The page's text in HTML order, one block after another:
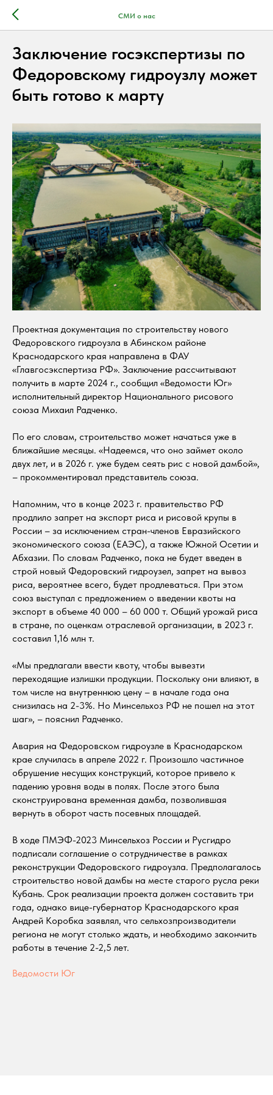
СМИ о нас
Заключение госэкспертизы по
Федоровскому гидроузлу может
быть готово к марту
Проектная документация по строительству нового
Федоровского гидроузла в Абинском районе
Краснодарского края направлена в ФАУ
«Главгосэкспертиза РФ». Заключение рассчитывают
получить в марте 2024 г., сообщил «Ведомости Юг»
исполнительный директор Национального рисового
союза Михаил Радченко.
По его словам, строительство может начаться уже в
ближайшие месяцы. «Надеемся, что оно займет около
двух лет, и в 2026 г. уже будем сеять рис с новой дамбой»,
– прокомментировал представитель союза.
Напомним, что в конце 2023 г. правительство РФ
продлило запрет на экспорт риса и рисовой крупы в
России – за исключением стран-членов Евразийского
экономического союза (ЕАЭС), а также Южной Осетии и
Абхазии. По словам Радченко, пока не будет введен в
строй новый Федоровский гидроузел, запрет на вывоз
риса, вероятнее всего, будет продлеваться. При этом
союз выступал с предложением о введении квоты на
экспорт в объеме 40 000 – 60 000 т. Общий урожай риса
в стране, по оценкам отраслевой организации, в 2023 г.
составил 1,16 млн т.
«Мы предлагали ввести квоту, чтобы вывезти
переходящие излишки продукции. Поскольку они влияют, в
том числе на внутреннюю цену – в начале года она
снизилась на 2-3%. Но Минсельхоз РФ не пошел на этот
шаг», – пояснил Радченко.
Авария на Федоровском гидроузле в Краснодарском
крае случилась в апреле 2022 г. Произошло частичное
обрушение несущих конструкций, которое привело к
падению уровня воды в полях. После этого была
сконструирована временная дамба, позволившая
вернуть в оборот часть посевных площадей.
В ходе ПМЭФ-2023 Минсельхоз России и Русгидро
подписали соглашение о сотрудничестве в рамках
реконструкции Федоровского гидроузла. Предполагалось
строительство новой дамбы на месте старого русла реки
Кубань. Срок реализации проекта должен составить три
года, однако вице-губернатор Краснодарского края
Андрей Коробка заявлял, что сельхозпроизводители
региона не могут столько ждать, и необходимо закончить
работы в течение 2-2,5 лет.
Ведомости Юг